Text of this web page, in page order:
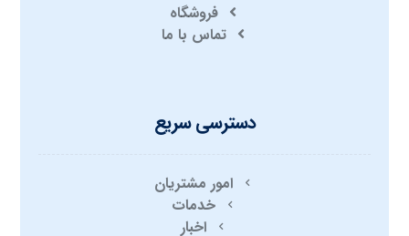
فروشگاه
تماس با ما
دسترسی سریع
امور مشتریان
خدمات
اخبار